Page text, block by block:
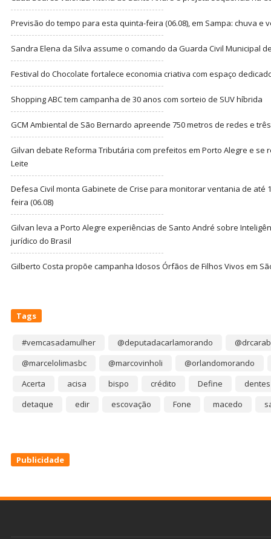
Previsão do tempo para esta quinta-feira (06.08), em Sampa: chuva e
Sandra Elena da Silva assume o comando da Guarda Civil Municipal
Festival do Chocolate fortalece economia criativa com espaço
Shopping ABC tem campanha de 30 anos com sorteio de SUV híbrida
GCM Ambiental de São Bernardo apreende 750 metros de redes e
Gilvan debate Reforma Tributária com prefeitos em Porto Alegre e se
Leite
Defesa Civil monta Gabinete de Crise para monitorar ventania de até
feira (06.08)
Gilvan leva a Porto Alegre experiências de Santo André sobre
jurídico do Brasil
Gilberto Costa propõe campanha Idosos Órfãos de Filhos Vivos em
Tags
#vemcasadamulher @deputadacarlamorando
@marcelolimasbc
@marcovinholi
@orlandomorando
Acerta
acisa bispo crédito Define
dentes
detaque
edir escovação Fone macedo
Publicidade